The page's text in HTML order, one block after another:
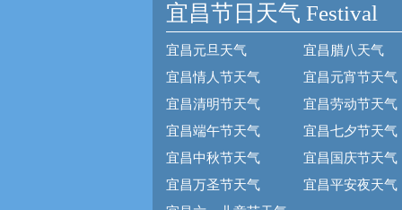
宜昌节日天气 Festival
宜昌元旦天气
宜昌腊八天气
宜昌情人节天气
宜昌元宵节天气
宜昌清明节天气
宜昌劳动节天气
宜昌端午节天气
宜昌七夕节天气
宜昌中秋节天气
宜昌国庆节天气
宜昌万圣节天气
宜昌平安夜天气